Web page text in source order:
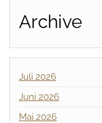
Archive
Juli 2026
Juni 2026
Mai 2026